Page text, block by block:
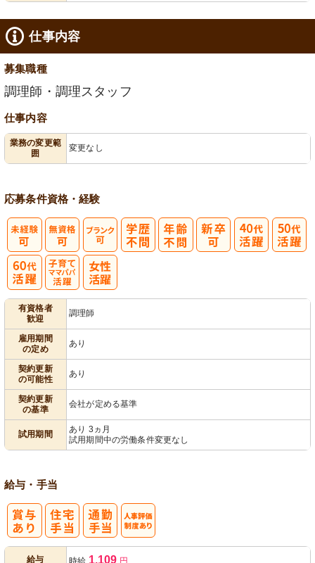
仕事内容
募集職種
調理師・調理スタッフ
仕事内容
業務の変更範
囲
変更なし
応募条件資格・経験
有資格者
歓迎
調理師
雇用期間
の定め
あり
契約更新
の可能性
あり
契約更新
の基準
会社が定める基準
試用期間
あり 3ヵ月
試用期間中の労働条件変更なし
給与・手当
給与 時給 1,109 円